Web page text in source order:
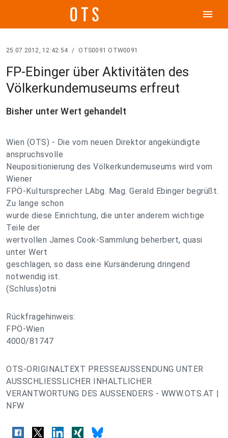
menu
25.07.2012, 12:42:54 / OTS0091 OTW0091
FP-Ebinger über Aktivitäten des
Völkerkundemuseums erfreut
Bisher unter Wert gehandelt
Wien (OTS) - Die vom neuen Direktor angekündigte
anspruchsvolle
Neupositionierung des Völkerkundemuseums wird vom
Wiener
FPÖ-Kultursprecher LAbg. Mag. Gerald Ebinger begrüßt.
Zu lange schon
wurde diese Einrichtung, die unter anderem wichtige
Teile der
wertvollen James Cook-Sammlung beherbert, quasi
unter Wert
geschlagen, so dass eine Kursänderung dringend
notwendig ist.
(Schluss)otni
Rückfragehinweis:
FPÖ-Wien
4000/81747
OTS-ORIGINALTEXT PRESSEAUSSENDUNG UNTER
AUSSCHLIESSLICHER INHALTLICHER
VERANTWORTUNG DES AUSSENDERS - WWW.OTS.AT |
NFW